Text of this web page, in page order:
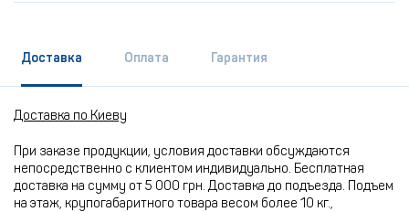
Доставка Оплата Гарантия
Доставка по Киеву
При заказе продукции, условия доставки обсуждаются
непосредственно с клиентом индивидуально. Бесплатная
доставка на сумму от 5 000 грн. Доставка до подъезда. Подъем
на этаж, крупогабаритного товара весом более 10 кг.,